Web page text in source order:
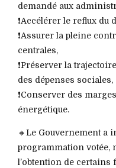
demandé aux
❗️Accélérer le reflux du
❗️Assurer la pleine
centrales,
❗️Préserver la
des dépenses sociales,
❗️Conserver des
énergétique.
🔸Le Gouvernement a
programmation votée,
l’obtention de certains